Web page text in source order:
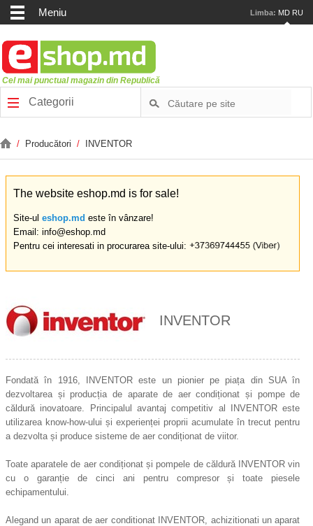
Meniu Limba: MD RU
Cel mai punctual magazin din Republică
Categorii
/ Producători / INVENTOR
The website eshop.md is for sale!
Site-ul eshop.md este în vânzare!
Email: info@eshop.md
Pentru cei interesati in procurarea site-ului:
INVENTOR
Fondată în 1916, INVENTOR este un pionier pe piața din SUA în
dezvoltarea și producția de aparate de aer condiționat și pompe de
căldură inovatoare. Principalul avantaj competitiv al INVENTOR este
utilizarea know-how-ului și experienței proprii acumulate în trecut pentru
a dezvolta și produce sisteme de aer condiționat de viitor.
Toate aparatele de aer condiționat și pompele de căldură INVENTOR vin
cu o garanție de cinci ani pentru compresor și toate piesele
echipamentului.
Alegand un aparat de aer conditionat INVENTOR, achizitionati un aparat